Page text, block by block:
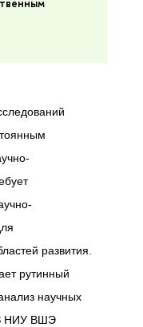
развития.
рутинный
научных
НИУ ВШЭ